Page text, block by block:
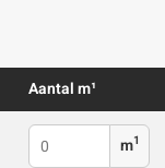
Aantal m¹
m1